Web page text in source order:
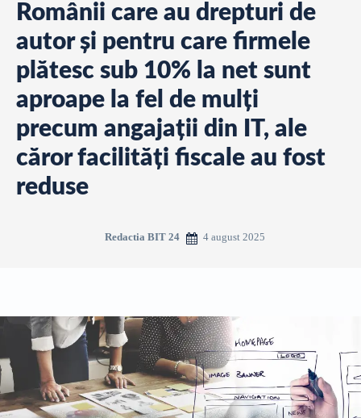
Românii care au drepturi de
autor și pentru care firmele
plătesc sub 10% la net sunt
aproape la fel de mulți
precum angajații din IT, ale
căror facilități fiscale au fost
reduse
Redactia BIT 24 4 august 2025